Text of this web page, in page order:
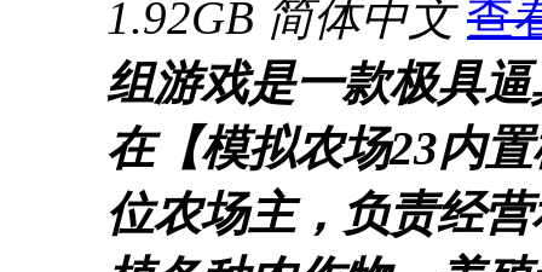
1.92GB 简体中文 查
组游戏是一款极具
在【模拟农场23内
位农场主，负责经